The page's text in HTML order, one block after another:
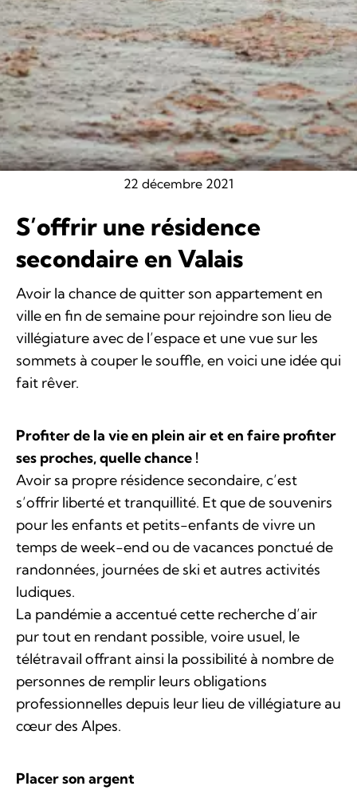
22 décembre 2021
S’offrir une résidence
secondaire en Valais
Avoir la chance de quitter son appartement en
ville en fin de semaine pour rejoindre son lieu de
villégiature avec de l’espace et une vue sur les
sommets à couper le souffle, en voici une idée qui
fait rêver.
Profiter de la vie en plein air et en faire profiter
ses proches, quelle chance !
Avoir sa propre résidence secondaire, c’est
s’offrir liberté et tranquillité. Et que de souvenirs
pour les enfants et petits-enfants de vivre un
temps de week-end ou de vacances ponctué de
randonnées, journées de ski et autres activités
ludiques.
La pandémie a accentué cette recherche d’air
pur tout en rendant possible, voire usuel, le
télétravail offrant ainsi la possibilité à nombre de
personnes de remplir leurs obligations
professionnelles depuis leur lieu de villégiature au
cœur des Alpes.
Placer son argent